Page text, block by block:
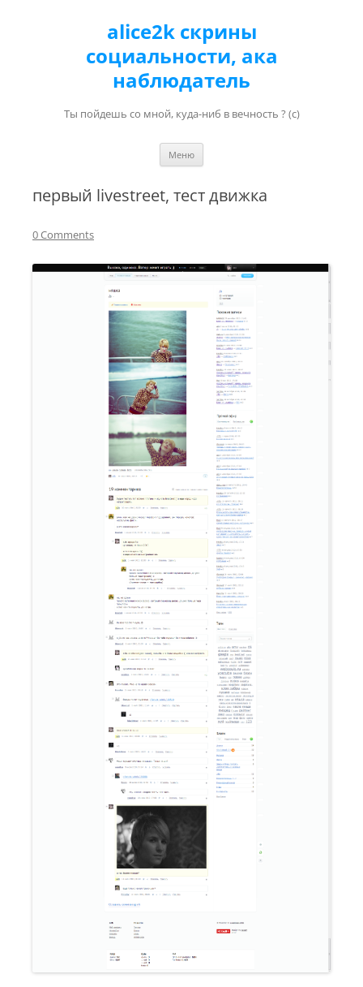
alice2k скрины
социальности, ака
наблюдатель
Ты пойдешь со мной, куда-ниб в вечность ? (с)
Меню
первый livestreet, тест движка
0 Comments